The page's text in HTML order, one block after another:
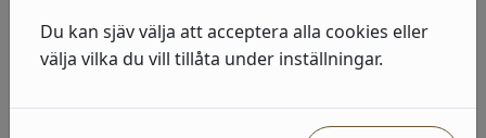
Industri 2
(514421) Brun, Sten, betong & trä
Du kan sjäv välja att acceptera alla cookies eller
välja vilka du vill tillåta under inställningar.